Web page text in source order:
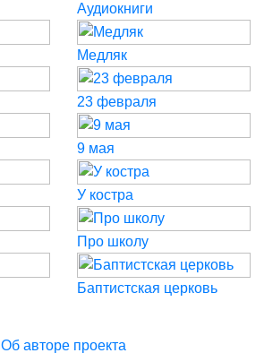
Аудиокниги
Медляк
23 февраля
9 мая
У костра
Про школу
Баптистская церковь
Об авторе проекта